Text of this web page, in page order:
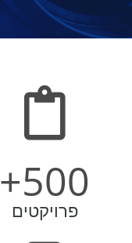
500
+
פרויקטים